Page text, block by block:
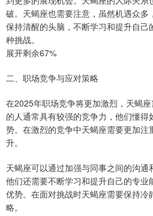
破。天蝎座也需要注意，虽然机遇众
保持清醒的头脑，不断学习和提升自己
种挑战。
展开剩余67%
二、职场竞争与应对策略
在2025年职场竞争将更加激烈，天蝎
的人通常具有较强的竞争力，他们懂
势。在激烈的竞争中天蝎座需要更加注
升。
天蝎座可以通过加强与同事之间的沟通
他们还需要不断学习和提升自己的专
优势。在面对挑战时天蝎座需要保持
略。